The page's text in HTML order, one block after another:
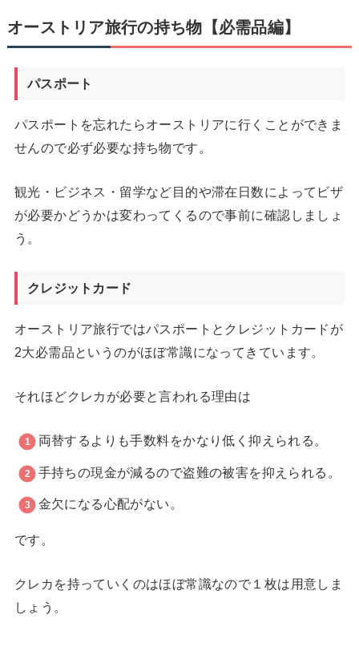
オーストリア旅行の持ち物【必需品編】
パスポート
パスポートを忘れたらオーストリアに行くことができま
せんので必ず必要な持ち物です。
観光・ビジネス・留学など目的や滞在日数によってビザ
が必要かどうかは変わってくるので事前に確認しましょ
う。
クレジットカード
オーストリア旅行ではパスポートとクレジットカードが
2大必需品というのがほぼ常識になってきています。
それほどクレカが必要と言われる理由は
両替するよりも手数料をかなり低く抑えられる。
手持ちの現金が減るので盗難の被害を抑えられる。
金欠になる心配がない。
です。
クレカを持っていくのはほぼ常識なので１枚は用意しま
しょう。